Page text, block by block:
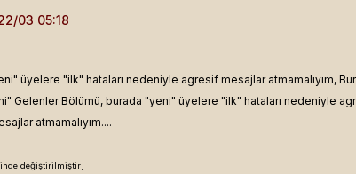
üyelere "ilk" hataları nedeniyle agresif mesajlar atmamalıyım,
Gelenler Bölümü, burada "yeni" üyelere "ilk" hataları nedeniyle
atmamalıyım....
değiştirilmiştir]